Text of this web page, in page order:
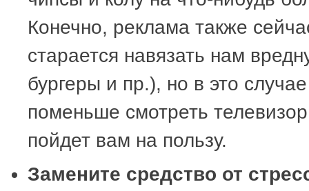
Конечно, реклама также
старается навязать нам
бургеры и пр.), но в это
поменьше смотреть
пойдет вам на пользу.
Замените средство от